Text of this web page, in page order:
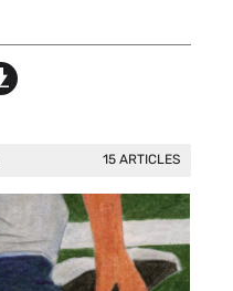
15 ARTICLES